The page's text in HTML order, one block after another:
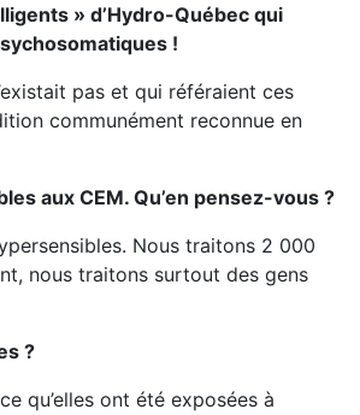
» d’Hydro-Québec qui
!
pas et qui référaient ces
communément reconnue en
aux CEM. Qu’en pensez-vous ?
Nous traitons 2 000
nous traitons surtout des gens
?
qu’elles ont été exposées à